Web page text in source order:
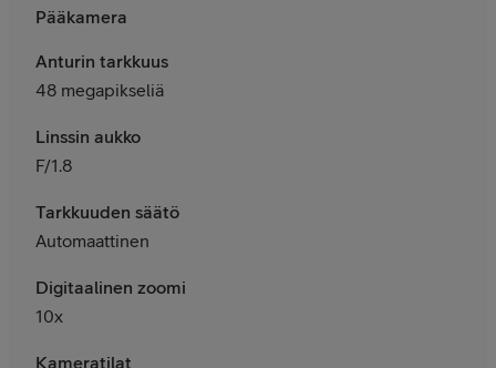
Pääkamera
Anturin tarkkuus
48 megapikseliä
Linssin aukko
F/1.8
Tarkkuuden säätö
Automaattinen
Digitaalinen zoomi
10x
Kameratilat